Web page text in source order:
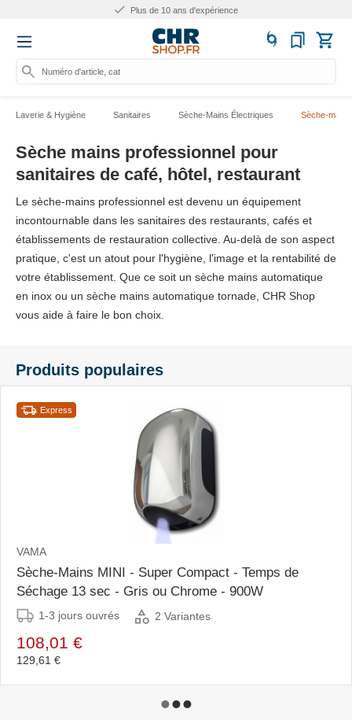
Plus de 25.000 produits
Numéro d'article, catégorie ou
Laverie & Hygiène Sanitaires Sèche-Mains Électriques Sèche-mains
Sèche mains professionnel pour
sanitaires de café, hôtel, restaurant
Le sèche-mains professionnel est devenu un équipement
incontournable dans les sanitaires des restaurants, cafés et
établissements de restauration collective. Au-delà de son aspect
pratique, c'est un atout pour l'hygiène, l'image et la rentabilité de
votre établissement. Que ce soit un sèche mains automatique
en inox ou un sèche mains automatique tornade, CHR Shop
vous aide à faire le bon choix.
Produits populaires
Express
VAMA
Sèche-Mains MINI - Super Compact - Temps de
Séchage 13 sec - Gris ou Chrome - 900W
1-3 jours ouvrés 2 Variantes
108,01 €
129,61 €